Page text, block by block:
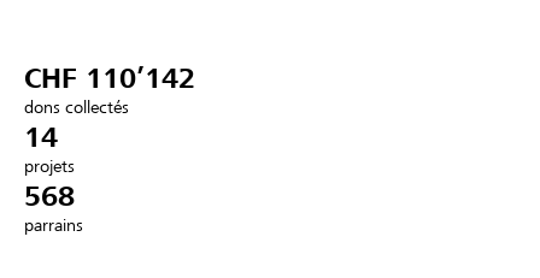
Se connecter
CHF 110’142
dons collectés
14
projets
568
parrains